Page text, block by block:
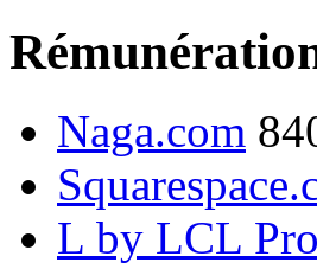
Naga.com
L by LCL Pro